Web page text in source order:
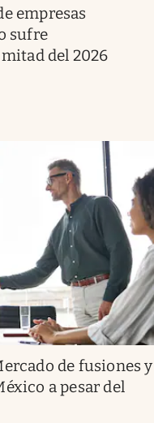
empresas
sufre
del 2026
de fusiones y
a pesar del